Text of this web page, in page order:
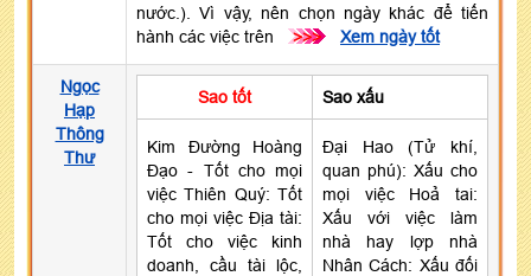
nước.). Vì vậy, nên chọn ngày khác để tiến
hành các việc trên
>>> Xem ngày tốt
Ngọc
Hạp
Thông
Thư
Sao tốt Sao xấu
Kim Đường Hoàng
Đạo - Tốt cho mọi
việc Thiên Quý: Tốt
cho mọi việc Địa tài:
Tốt cho việc kinh
doanh, cầu tài lộc,
Đại Hao (Tử khí,
quan phú): Xấu cho
mọi việc Hoả tai:
Xấu với việc làm
nhà hay lợp nhà
Nhân Cách: Xấu đối